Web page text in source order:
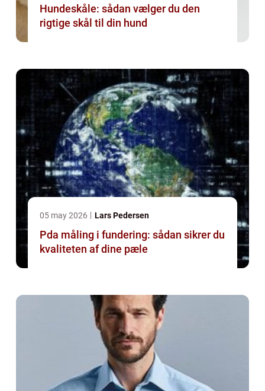
Hundeskåle: sådan vælger du den
rigtige skål til din hund
05 may 2026 Lars Pedersen
Pda måling i fundering: sådan sikrer du
kvaliteten af dine pæle